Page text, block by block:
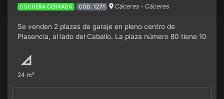
COCHERA CERRADA CÓD. 1271 Cáceres - Cáceres
Se venden 2 plazas de garaje en pleno centro de
Plasencia, al lado del Caballo. La plaza número 80 tiene 10
Es una planta -2 con ascensor automático para bajar con
el coche. Se venden las dos juntas (no se segregan) con
posibilidad de cerramiento para trastero.
24 m²